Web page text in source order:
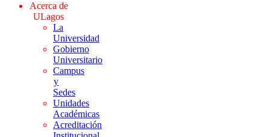
Acerca de
ULagos
La
Universidad
Gobierno
Universitario
Campus
y
Sedes
Unidades
Académicas
Acreditación